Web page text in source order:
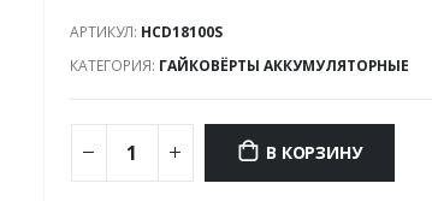
АРТИКУЛ: HCD18100S
КАТЕГОРИЯ: ГАЙКОВЁРТЫ АККУМУЛЯТОРНЫЕ
В КОРЗИНУ